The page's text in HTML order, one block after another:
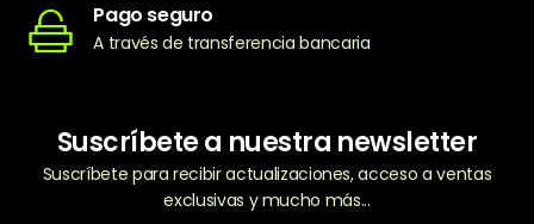
Pago seguro
A través de transferencia bancaria
Suscríbete a nuestra newsletter
Suscríbete para recibir actualizaciones, acceso a ventas
exclusivas y mucho más...